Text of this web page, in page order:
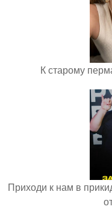
К старому
Приходи к нам в